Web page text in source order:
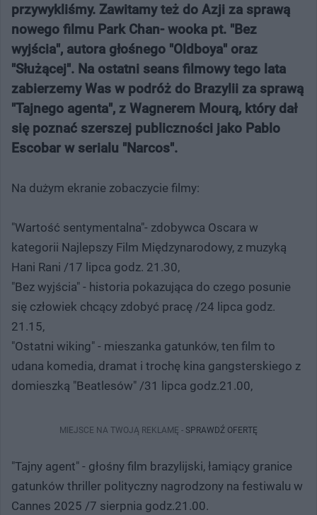
przywykliśmy. Zawitamy też do Azji za sprawą
nowego filmu Park Chan- wooka pt. "Bez
wyjścia", autora głośnego "Oldboya" oraz
"Służącej". Na ostatni seans filmowy tego lata
zabierzemy Was w podróż do Brazylii za sprawą
"Tajnego agenta", z Wagnerem Mourą, który dał
się poznać szerszej publiczności jako Pablo
Escobar w serialu "Narcos".
Na dużym ekranie zobaczycie filmy:
"Wartość sentymentalna"- zdobywca Oscara w
kategorii Najlepszy Film Międzynarodowy, z muzyką
Hani Rani /17 lipca godz. 21.30,
"Bez wyjścia" - historia pokazująca do czego posunie
się człowiek chcący zdobyć pracę /24 lipca godz.
21.15,
"Ostatni wiking" - mieszanka gatunków, ten film to
udana komedia, dramat i trochę kina gangsterskiego z
domieszką "Beatlesów" /31 lipca godz.21.00,
MIEJSCE NA TWOJĄ REKLAMĘ - SPRAWDŹ OFERTĘ
"Tajny agent" - głośny film brazylijski, łamiący granice
gatunków thriller polityczny nagrodzony na festiwalu w
Cannes 2025 /7 sierpnia godz.21.00.